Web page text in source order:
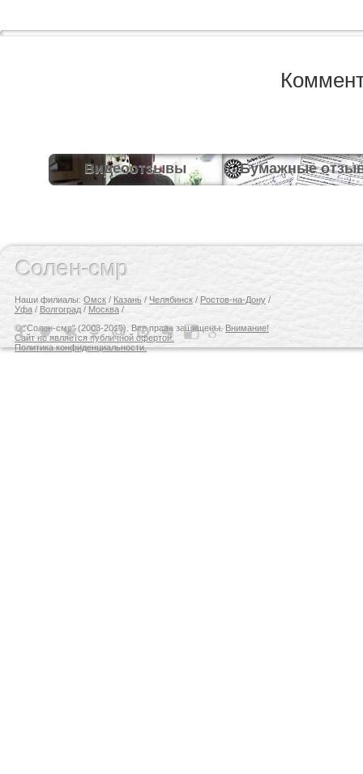
Видеоотзывы Бумажные
Солен-смр
Наши филиалы: Омск / Казань / Челябинск / Ростов-на-Дону /
Уфа / Волгоград / Москва /
© "Солен-смр" (2003-2015). Все права защищены. Внимание!
Сайт не является публичной офертой.
Политика конфиденциальности.